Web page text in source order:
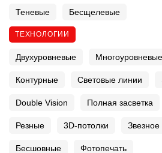
Теневые Бесщелевые
ТЕХНОЛОГИИ
Двухуровневые Многоуровневые
Контурные Световые линии
Double Vision Полная засветка
Резные 3D-потолки
Бесшовные Фотопечать